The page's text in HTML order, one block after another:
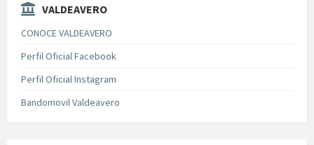
VALDEAVERO
CONOCE VALDEAVERO
Perfil Oficial Facebook
Perfil Oficial Instagram
Bandomovil Valdeavero